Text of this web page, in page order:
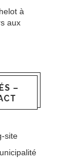
à
aux
–
site